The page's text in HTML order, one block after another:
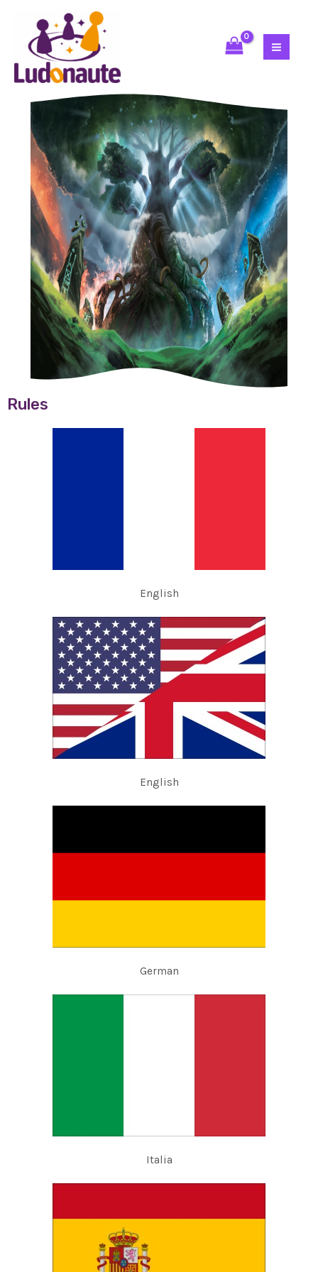
Rules
English
English
German
Italia